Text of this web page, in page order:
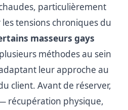
particulièrement
tensions chroniques du
masseurs gays
méthodes au sein
leur approche au
client. Avant de réserver,
récupération physique,